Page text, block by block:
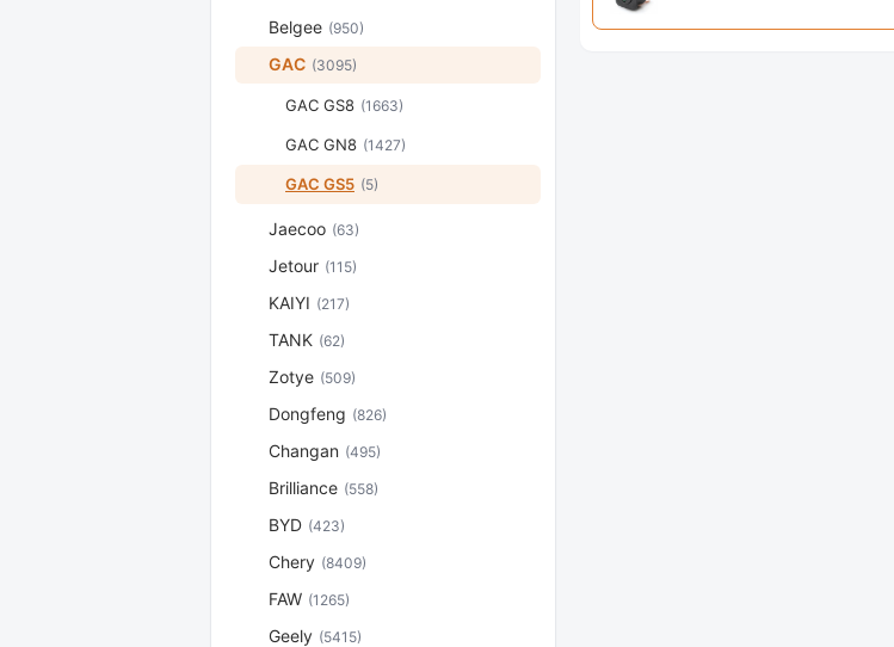
Belgee (950)
GAC (3095)
GAC GS8 (1663)
GAC GN8 (1427)
GAC GS5 (5)
Jaecoo (63)
Jetour (115)
KAIYI (217)
TANK (62)
Zotye (509)
Dongfeng (826)
Changan (495)
Brilliance (558)
BYD (423)
Chery (8409)
FAW (1265)
Geely (5415)